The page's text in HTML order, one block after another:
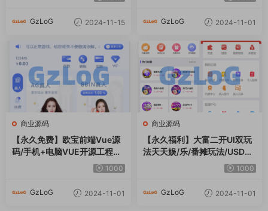
报机器人各种事件通知
GzLoG 2024-11-15 GzLoG 2024-11-01
商业源码
【永久免费】欧宝前端Vue源
码/手机+电脑VUE开源工程代
1000
GzLoG 2024-11-01
商业源码
【永久福利】大富二开UI双玩
法天天娱/乐/番摊玩法/USDT
支付/采集已修复/带搭建教程
1000
GzLoG 2024-11-01